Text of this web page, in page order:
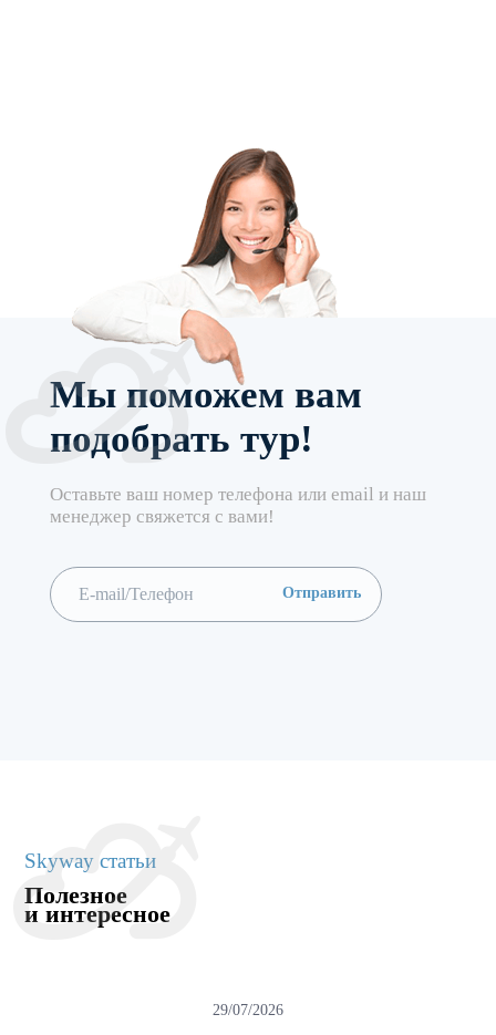
Мы поможем вам
подобрать тур!
Оставьте ваш номер телефона или email и наш
менеджер свяжется с вами!
Skyway статьи
Полезное
и интересное
29/07/2026